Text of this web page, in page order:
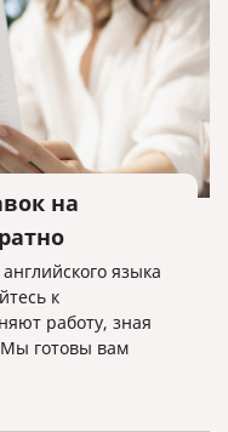
на
языка
к
работу, зная
готовы вам